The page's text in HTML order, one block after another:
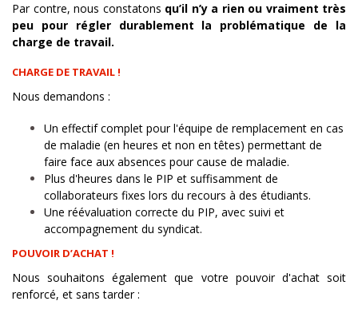
Par contre, nous constatons qu’il n’y a rien ou vraiment très
peu pour régler durablement la problématique de la
charge de travail.
CHARGE DE TRAVAIL !
Nous demandons :
Un effectif complet pour l'équipe de remplacement en cas
de maladie (en heures et non en têtes) permettant de
faire face aux absences pour cause de maladie.
Plus d'heures dans le PIP et suffisamment de
collaborateurs fixes lors du recours à des étudiants.
Une réévaluation correcte du PIP, avec suivi et
accompagnement du syndicat.
POUVOIR D’ACHAT !
Nous souhaitons également que votre pouvoir d'achat soit
renforcé, et sans tarder :